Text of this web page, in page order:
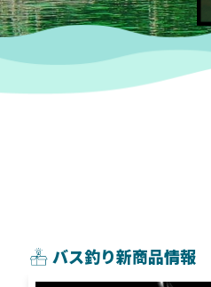
バス釣り新商品情報